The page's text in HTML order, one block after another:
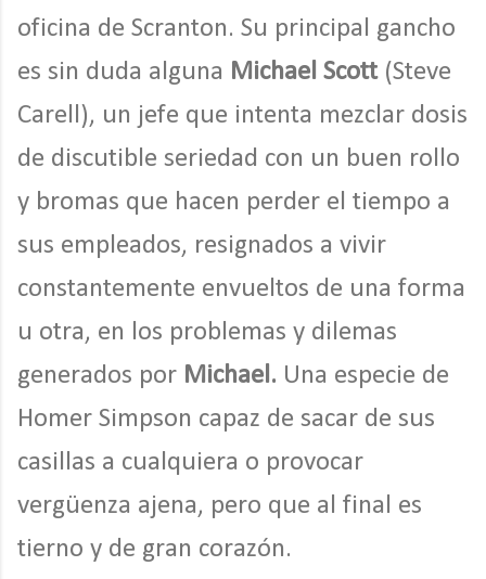
oficina de Scranton. Su principal gancho
es sin duda alguna Michael Scott(Steve
Carell), un jefe que intenta mezclar dosis
de discutible seriedad con un buen rollo
y bromas que hacen perder el tiempo a
sus empleados, resignados a vivir
constantemente envueltos de una forma
u otra, en los problemas y dilemas
generados por Michael. Una especie de
Homer Simpson capaz de sacar de sus
casillas a cualquiera o provocar
vergüenza ajena, pero que al final es
tierno y de gran corazón.